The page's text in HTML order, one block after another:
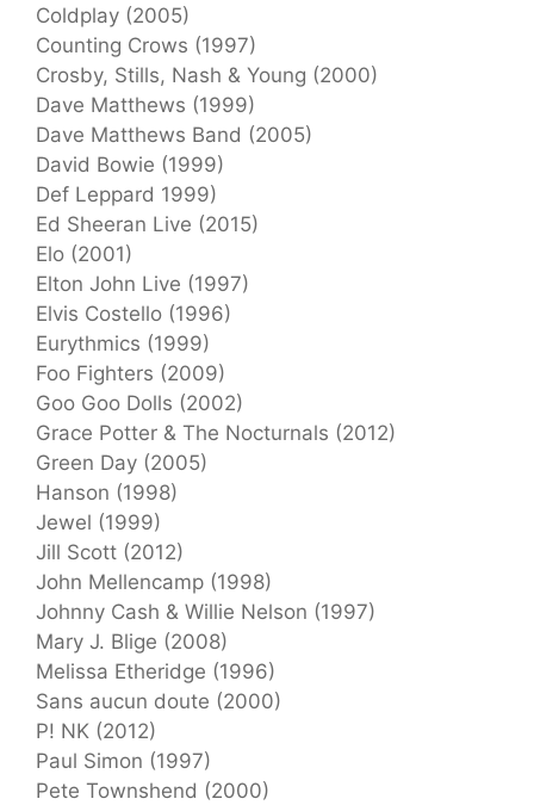
Coldplay (2005)
Counting Crows (1997)
Crosby, Stills, Nash & Young (2000)
Dave Matthews (1999)
Dave Matthews Band (2005)
David Bowie (1999)
Def Leppard 1999)
Ed Sheeran Live (2015)
Elo (2001)
Elton John Live (1997)
Elvis Costello (1996)
Eurythmics (1999)
Foo Fighters (2009)
Goo Goo Dolls (2002)
Grace Potter & The Nocturnals (2012)
Green Day (2005)
Hanson (1998)
Jewel (1999)
Jill Scott (2012)
John Mellencamp (1998)
Johnny Cash & Willie Nelson (1997)
Mary J. Blige (2008)
Melissa Etheridge (1996)
Sans aucun doute (2000)
P! NK (2012)
Paul Simon (1997)
Pete Townshend (2000)